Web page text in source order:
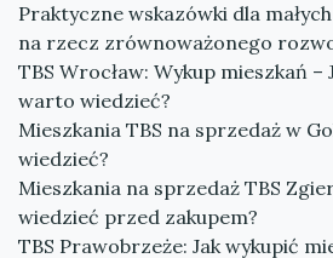
Praktyczne wskazówki dla
na rzecz zrównoważonego
TBS Wrocław: Wykup mieszkań –
warto wiedzieć?
Mieszkania TBS na sprzedaż w
wiedzieć?
Mieszkania na sprzedaż TBS
wiedzieć przed zakupem?
TBS Prawobrzeże: Jak wykupić